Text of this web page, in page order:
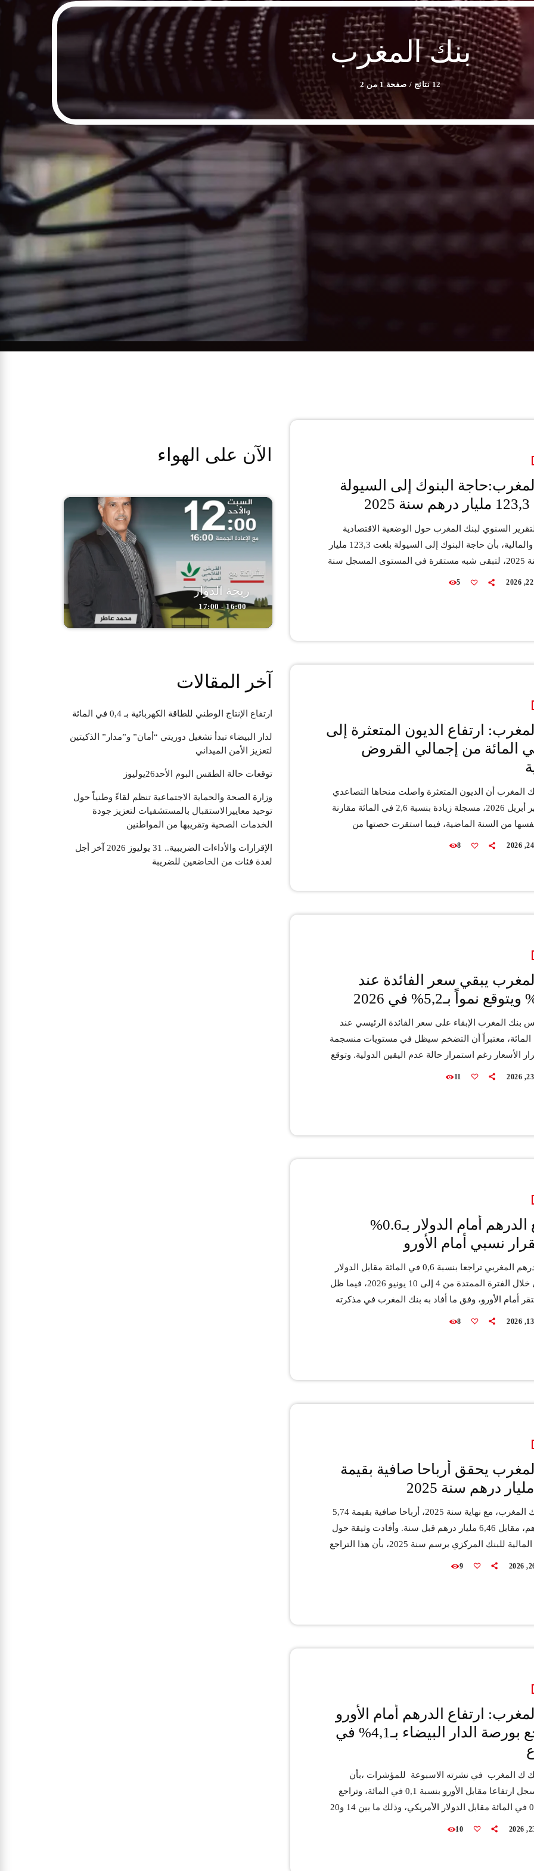
بنك المغرب
12 نتائج / صفحة 1 من 2
البنوك إلى السيولة
السنوي لبنك المغرب حول الوضعية الاقتصادية
والنقدية والمالية، بأن حاجة البنوك إلى السيولة بلغت 123,3 مليار
درهم سنة 2025، لتبقى شبه مستقرة في المستوى المسجل سنة
5
ارتفاع الديون المتعثرة إلى
في المائة من إجمالي القروض
أن الديون المتعثرة واصلت منحاها التصاعدي
خلال شهر أبريل 2026، مسجلة زيادة بنسبة 2,6 في المائة مقارنة
نفسها من السنة الماضية، فيما استقرت حصتها من
8
يبقي سعر الفائدة عند
بنك المغرب الإبقاء على سعر الفائدة الرئيسي عند
في المائة، معتبراً أن التضخم سيظل في مستويات منسجمة
الأسعار رغم استمرار حالة عدم اليقين الدولية. وتوقع
11
تراجع الدرهم أمام الدولار بـ0.6%
نسبي أمام الأورو
سجل الدرهم المغربي تراجعا بنسبة 0,6 في المائة مقابل الدولار
الأمريكي خلال الفترة الممتدة من 4 إلى 10 يونيو 2026، فيما ظل
أمام الأورو، وفق ما أفاد به بنك المغرب في مذكرته
حول المؤشرات المالية. وأوضح البنك المركزي أن
8
يحقق أرباحا صافية بقيمة
سجل بنك المغرب، مع نهاية سنة 2025، أرباحا صافية بقيمة 5,74
مليار درهم، مقابل 6,46 مليار درهم قبل سنة. وأفادت وثيقة حول
الوضعية المالية للبنك المركزي برسم سنة 2025، بأن هذا التراجع
إلى الأثر المزدوج لانخفاض نتيجة تدبير السياسة
[…]
9
ارتفاع الدرهم أمام الأورو
وتراجع بورصة الدار البيضاء بـ4,1% في
ك المغرب في نشرته الاسبوعة للمؤشرات ،بأن
الدرهم سجل ارتفاعا مقابل الأورو بنسبة 0,1 في المائة، وتراجع
بنسبة 0,8 في المائة مقابل الدولار الأمريكي، وذلك ما بين 14 و20
وأوضح بنك المغرب ،أن الأصول الاحتياطية الرسمية
10
الآن على الهواء
ريحة الدوار
16:00 - 17:00
آخر المقالات
ارتفاع الإنتاج الوطني للطاقة الكهربائية بـ 0,4 في المائة
لدار البيضاء تبدأ تشغيل دوريتي “أمان” و”مدار” الذكيتين
لتعزيز الأمن الميداني
توقعات حالة الطقس البوم الأحد26يوليوز
وزارة الصحة والحماية الاجتماعية تنظم لقاءً وطنياً حول
توحيد معاييرالاستقبال بالمستشفيات لتعزيز جودة
الخدمات الصحية وتقريبها من المواطنين
الإقرارات والأداءات الضريبية.. 31 يوليوز 2026 آخر أجل
لعدة فئات من الخاضعين للضريبة